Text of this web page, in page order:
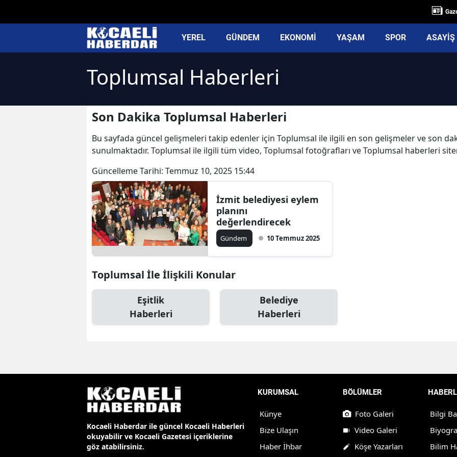
YEREL GÜNDEM EKONOMİ YAŞAM SPOR ASAYİŞ
Toplumsal Haberleri
Son Dakika Toplumsal Haberleri
Bu sayfada güncel gelişmeleri takip edenler için Toplumsal ile ilgili en son gelişmeler ve son
sunulmaktadır. Toplumsal ile ilgili tüm video, Toplumsal fotoğrafları ve Toplumsal haberleri
Güncelleme Tarihi: Temmuz 10, 2025 15:44
İzmit belediyesi eylem
planını
değerlendirecek
Gündem 10 Temmuz 2025
Toplumsal İle İlişkili Konular
Eşitlik
Haberleri
Belediye
Haberleri
Kocaeli Haberdar ile güncel Kocaeli Haberleri
okuyabilir ve Kocaeli Gazetesi içeriklerine
göz atabilirsiniz.
KURUMSAL
Künye
Bize Ulaşın
Haber İhbar
BÖLÜMLER
Foto Galeri
Video Galeri
Köşe Yazarları
Bilgi
Bilim